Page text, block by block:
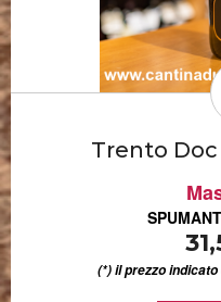
Trento
(*) il prezzo